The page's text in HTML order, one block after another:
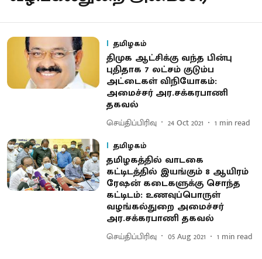
தமிழகம்
திமுக ஆட்சிக்கு வந்த பின்பு
புதிதாக 7 லட்சம் குடும்ப
அட்டைகள் விநியோகம்:
அமைச்சர் அர.சக்கரபாணி
தகவல்
செய்திப்பிரிவு 24 Oct 2021 1 min read
தமிழகம்
தமிழகத்தில் வாடகை
கட்டிடத்தில் இயங்கும் 8 ஆயிரம்
ரேஷன் கடைகளுக்கு சொந்த
கட்டிடம்: உணவுப்பொருள்
வழங்கல்துறை அமைச்சர்
அர.சக்கரபாணி தகவல்
செய்திப்பிரிவு 05 Aug 2021 1 min read